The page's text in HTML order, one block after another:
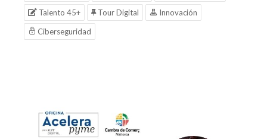
Talento 45+
Tour Digital
Innovación
Ciberseguridad